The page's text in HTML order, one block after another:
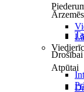
Ārzemēs
Drošībai
Atpūtai